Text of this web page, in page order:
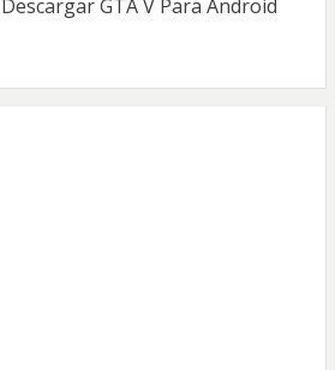
Descargar GTA V Para Android